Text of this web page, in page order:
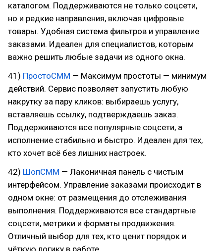
каталогом. Поддерживаются не только соцсети,
но и редкие направления, включая цифровые
товары. Удобная система фильтров и управление
заказами. Идеален для специалистов, которым
важно решить любые задачи из одного окна.
41) ПростоСММ — Максимум простоты — минимум
действий. Сервис позволяет запустить любую
накрутку за пару кликов: выбираешь услугу,
вставляешь ссылку, подтверждаешь заказ.
Поддерживаются все популярные соцсети, а
исполнение стабильно и быстро. Идеален для тех,
кто хочет всё без лишних настроек.
42) ШопСММ — Лаконичная панель с чистым
интерфейсом. Управление заказами происходит в
одном окне: от размещения до отслеживания
выполнения. Поддерживаются все стандартные
соцсети, метрики и форматы продвижения.
Отличный выбор для тех, кто ценит порядок и
чёткую логику в работе.